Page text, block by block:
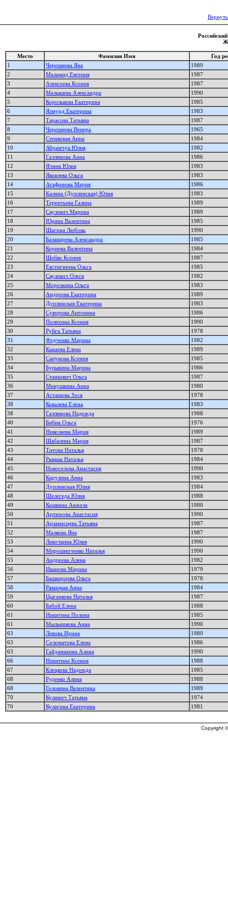
Место Фамилия Имя
Год
1
Черешнева Яна
1989
2
Маламид Евгения
1987
3
Алексеева Ксения
1987
4
Малышева Александра
1990
5
Королькова Екатерина
1985
6
Яэмурд Екатерина
1983
7
Тарасова Татьяна
1987
8
Черешнева Венера
1965
9
Стенковая Анна
1984
10
Абрамчук Юлия
1982
11
Галлямова Анна
1986
12
Ячник Юлия
1983
13
Яковлева Ольга
1983
14
Агафонова Мария
1986
15
Калина (Дуплинская) Юлия
1983
16
Терентьева Галина
1989
17
Саулевич Марина
1989
18
Юрина Валентина
1985
19
Шагина Любовь
1990
20
Балакирева Александра
1985
21
Корнева Валентина
1984
22
Шейко Ксения
1987
23
Евстигнеева Ольга
1985
24
Саулевич Олеся
1982
25
Морозкина Ольга
1983
26
Андреева Екатерина
1989
27
Дуплинская Екатерина
1983
28
Суворова Антонина
1986
29
Полехина Ксения
1990
30
Руйга Татьяна
1978
31
Федченко Марина
1982
32
Канаева Елена
1989
33
Сапунова Ксения
1985
34
Бурыкина Марина
1986
35
Станкевич Ольга
1987
36
Микушкина Анна
1980
37
Асташова Зося
1978
38
Ковалева Елена
1983
38
Галлямова Надежда
1988
40
Бибик Ольга
1976
41
Николаева Мария
1989
42
Шабалина Мария
1987
43
Титова Наталья
1978
44
Рымша Наталья
1984
45
Новоселова Анастасия
1990
46
Карузина Анна
1983
47
Дуплинская Юлия
1984
48
Шелегеда Юлия
1988
49
Кошкина Анжела
1980
50
Артюхова Анастасия
1990
51
Арзамасцева Татьяна
1987
52
Малкова Яна
1987
53
Левочкина Юлия
1990
54
Мирошниченко Наталья
1990
55
Андреева Алена
1982
56
Иванова Марина
1979
57
Башкирцева Ольга
1978
58
Ракицкая Анна
1984
59
Цыганкова Наталья
1987
60
Бабой Елена
1988
61
Никитина Полина
1985
61
Мыльникова Анна
1990
63
Левова Ирина
1980
63
Соломатова Елена
1986
63
Гайдамакина Алина
1990
66
Никитина Ксения
1988
67
Клецкова Надежда
1985
68
Руденко Алина
1988
68
Головина Валентина
1989
70
Кулинич Татьяна
1974
70
Кулагина Екатерина 1981
Copyright